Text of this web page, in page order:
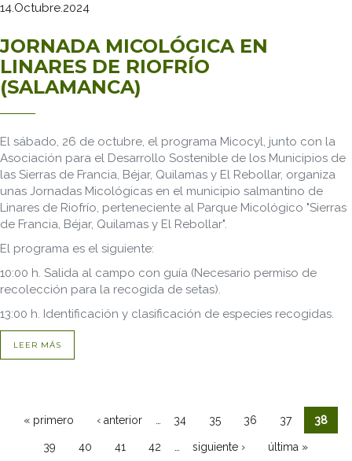
14.Octubre.2024
JORNADA MICOLÓGICA EN
LINARES DE RIOFRÍO
(SALAMANCA)
El sábado, 26 de octubre, el programa Micocyl, junto con la
Asociación para el Desarrollo Sostenible de los Municipios de
las Sierras de Francia, Béjar, Quilamas y El Rebollar, organiza
unas Jornadas Micológicas en el municipio salmantino de
Linares de Riofrío, perteneciente al Parque Micológico "Sierras
de Francia, Béjar, Quilamas y El Rebollar".
El programa es el siguiente:
10:00 h. Salida al campo con guía (Necesario permiso de
recolección para la recogida de setas).
13:00 h. Identificación y clasificación de especies recogidas.
LEER MÁS
Páginas
« primero ‹ anterior … 34 35 36 37 38
39 40 41 42 … siguiente › última »